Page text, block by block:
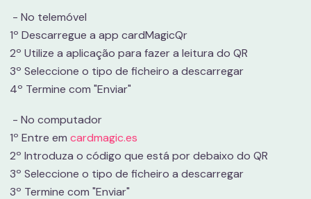
- No telemóvel
1º Descarregue a app cardMagicQr
2º Utilize a aplicação para fazer a leitura do QR
3º Seleccione o tipo de ficheiro a descarregar
4º Termine com "Enviar"
- No computador
1º Entre em cardmagic.es
2º Introduza o código que está por debaixo do QR
3º Seleccione o tipo de ficheiro a descarregar
3º Termine com "Enviar"